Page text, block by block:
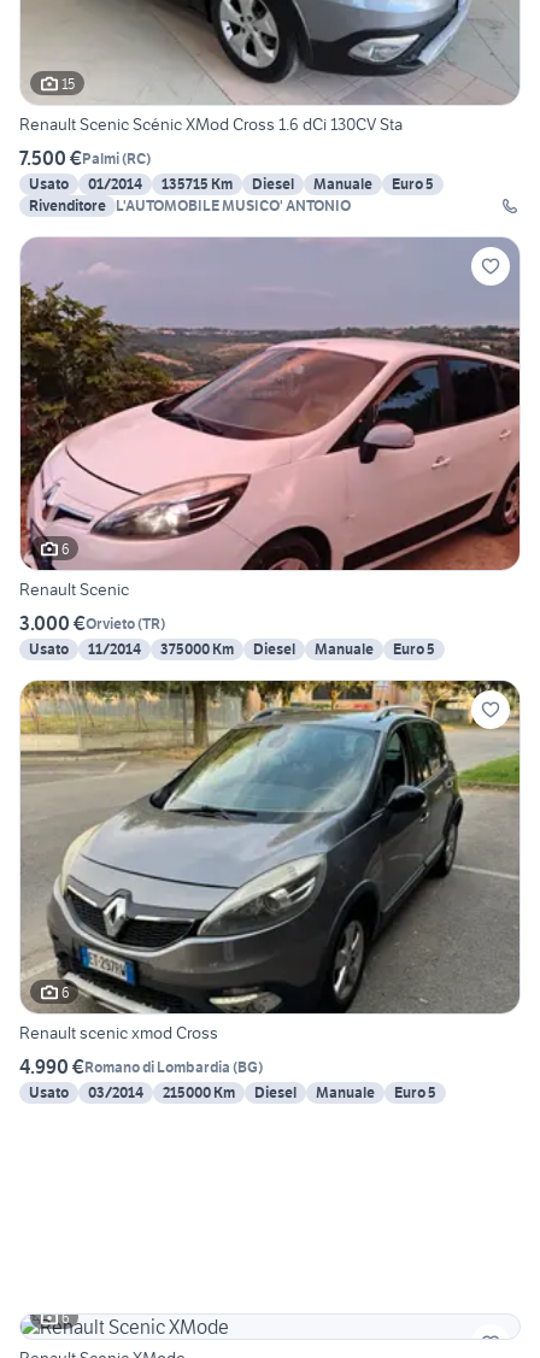
15
Renault Scenic Scénic XMod Cross 1.6 dCi 130CV Sta
7.500 €Palmi(RC)
Usato
01/2014 135715 Km Diesel Manuale
Euro 5
Rivenditore L'AUTOMOBILE MUSICO' ANTONIO
6
Renault Scenic
3.000 €Orvieto(TR)
Usato
11/2014 375000 Km Diesel Manuale Euro 5
6
Renault scenic xmod Cross
4.990 €Romano di Lombardia (BG)
Usato
03/2014 215000 Km Diesel Manuale Euro 5
6